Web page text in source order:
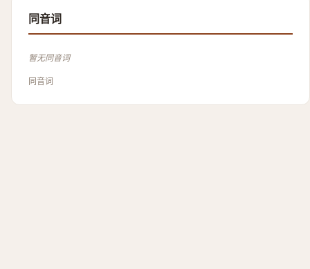
同音词
暂无同音词
同音词